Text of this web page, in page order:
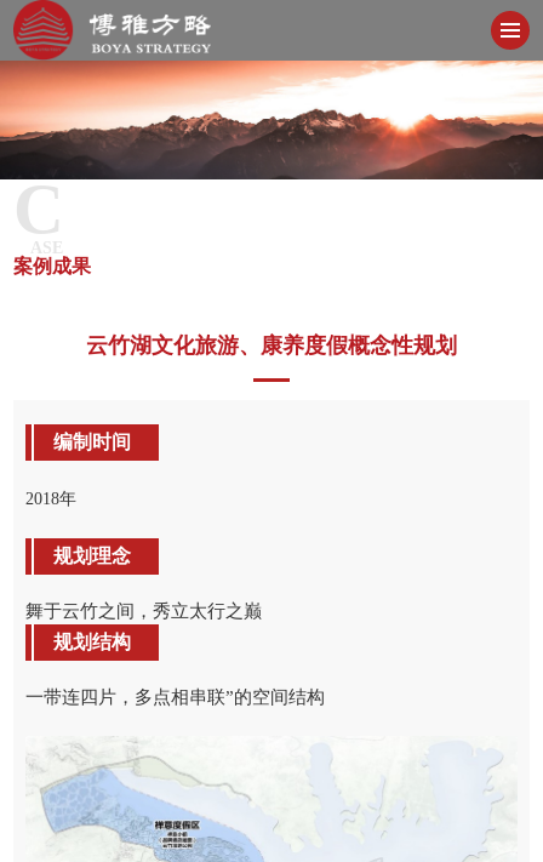
C
ASE
案例成果
云竹湖文化旅游、康养度假概念性规划
编制时间
2018年
规划理念
舞于云竹之间，秀立太行之巅
规划结构
一带连四片，多点相串联”的空间结构